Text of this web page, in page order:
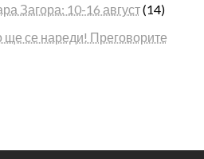
Загора: 10-16 август(14)
се нареди! Преговорите